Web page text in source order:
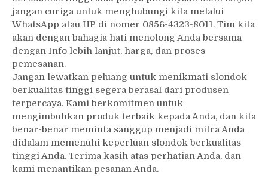
jangan curiga untuk menghubungi kita melalui
WhatsApp atau HP di nomer 0856-4323-8011. Tim kita
akan dengan bahagia hati menolong Anda bersama
dengan Info lebih lanjut, harga, dan proses
pemesanan.
Jangan lewatkan peluang untuk menikmati slondok
berkualitas tinggi segera berasal dari produsen
terpercaya. Kami berkomitmen untuk
mengimbuhkan produk terbaik kepada Anda, dan kita
benar-benar meminta sanggup menjadi mitra Anda
didalam memenuhi keperluan slondok berkualitas
tinggi Anda. Terima kasih atas perhatian Anda, dan
kami menantikan pesanan Anda.